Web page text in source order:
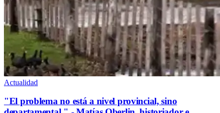
Actualidad
"El problema no está a nivel provincial, sino